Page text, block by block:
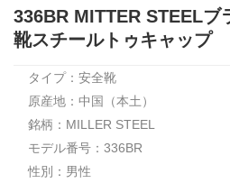
336BR MITTER STEELブ
靴スチールトゥキャップ
タイプ：安全靴
原産地：中国（本土）
銘柄：MILLER STEEL
モデル番号：336BR
性別：男性